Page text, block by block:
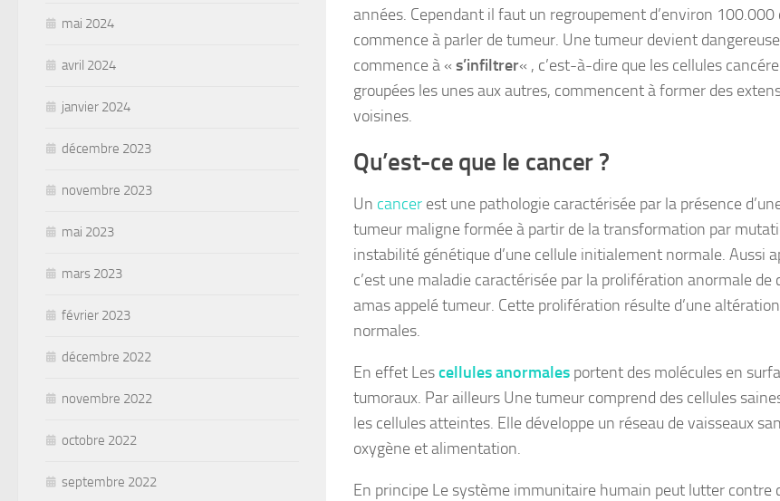
années. Cependant il faut un regroupement d’environ 100.000
commence à parler de tumeur. Une tumeur devient
commence à « s’infiltrer« , c’est-à-dire que les cellules
groupées les unes aux autres, commencent à former des
voisines.
Qu’est-ce que le cancer ?
Un cancer est une pathologie caractérisée par la présence
tumeur maligne formée à partir de la transformation par
instabilité génétique d’une cellule initialement normale. Aussi
c’est une maladie caractérisée par la prolifération anormale de
amas appelé tumeur. Cette prolifération résulte d’une
normales.
En effet Lescellules anormales portent des molécules en
tumoraux. Par ailleurs Une tumeur comprend des cellules
les cellules atteintes. Elle développe un réseau de vaisseaux
oxygène et alimentation.
En principe Le système immunitaire humain peut lutter contre
mai 2024
avril 2024
janvier 2024
décembre 2023
novembre 2023
mai 2023
mars 2023
février 2023
décembre 2022
novembre 2022
octobre 2022
septembre 2022